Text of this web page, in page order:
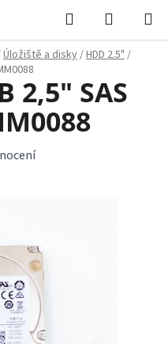
Hledat
KOŠÍK
Úložiště a disky/HDD 2.5"/
2,5" SAS